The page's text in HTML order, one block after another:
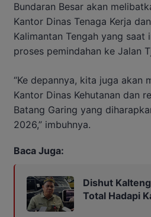
Bundaran Besar akan
Kantor Dinas Tenaga Kerja
Kalimantan Tengah yang saat
proses pemindahan ke Jalan
“Ke depannya, kita juga akan
Kantor Dinas Kehutanan dan
Batang Garing yang
2026,” imbuhnya.
Baca Juga:
Dishut
Total Hadapi